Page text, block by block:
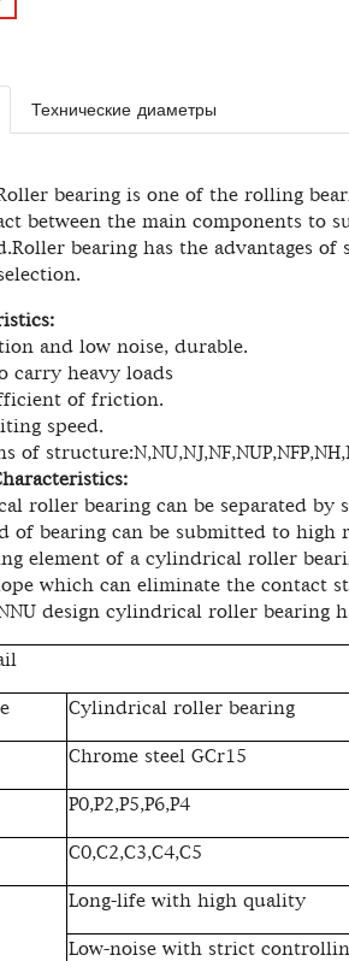
Технические диаметры
bearing is one of the rolling
between the main components to
bearing has the advantages
and low noise, durable.
heavy loads
of friction.
speed.
bearing can be separated by
bearing can be submitted to high
element of a cylindrical roller
which can eliminate the contact
design cylindrical roller bearing
Cylindrical roller bearing
Chrome steel GCr15
P0,P2,P5,P6,P4
C0,C2,C3,C4,C5
Long-life with high quality
Low-noise with strict